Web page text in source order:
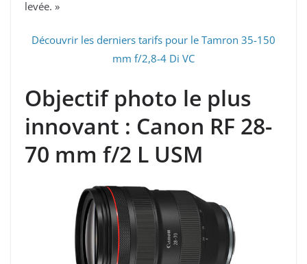
levée. »
Découvrir les derniers tarifs pour le Tamron 35-150
mm f/2,8-4 Di VC
Objectif photo le plus
innovant : Canon RF 28-
70 mm f/2 L USM